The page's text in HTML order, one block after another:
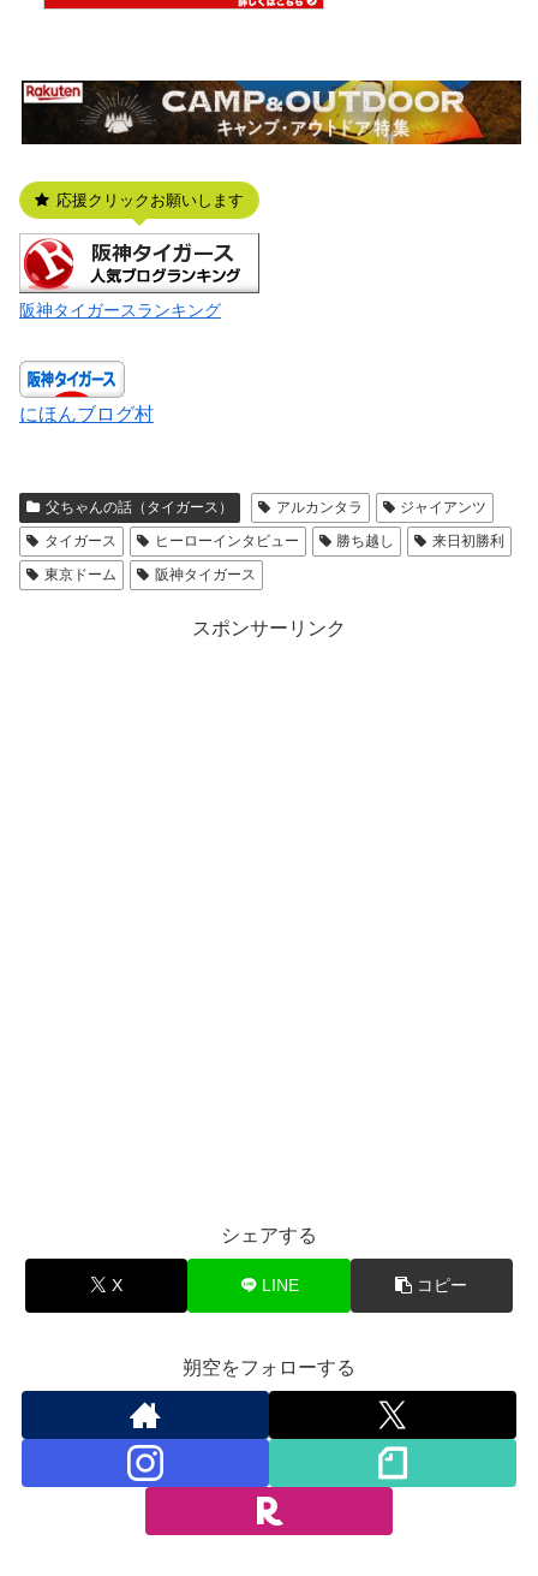
応援クリックお願いします
阪神タイガースランキング
にほんブログ村
父ちゃんの話（タイガース） アルカンタラ
ジャイアンツ
タイガース
ヒーローインタビュー 勝ち越し
来日初勝利
東京ドーム
阪神タイガース
スポンサーリンク
シェアする
X LINE コピー
朔空をフォローする